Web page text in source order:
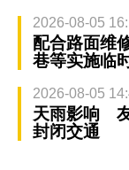
2026-08-05
配合路面维
巷等实施临
2026-08-05
天雨影响
封闭交通